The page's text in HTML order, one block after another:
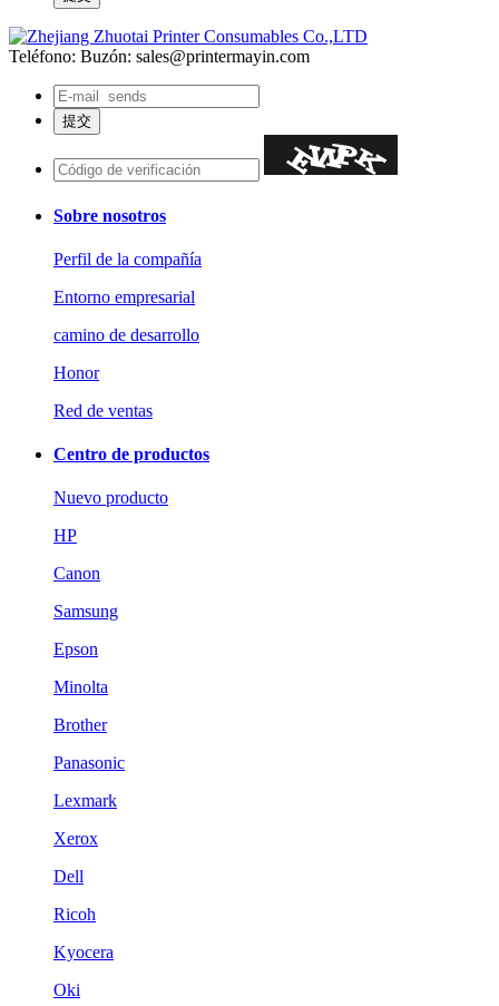
Teléfono: Buzón: sales@printermayin.com
Sobre nosotros
Perfil de la compañía
Entorno empresarial
camino de desarrollo
Honor
Red de ventas
Centro de productos
Nuevo producto
HP
Canon
Samsung
Epson
Minolta
Brother
Panasonic
Lexmark
Xerox
Dell
Ricoh
Kyocera
Oki